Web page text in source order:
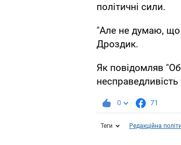
політичні сили.
"Але не думаю, що
Дроздик.
Як повідомляв
несправедливість
0 71
Теги Редакційна